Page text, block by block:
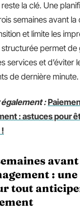
reste la clé. Une
semaines avant
et limite les
permet de
services et d’éviter
de dernière minute.
:
: astuces pour
:
tout